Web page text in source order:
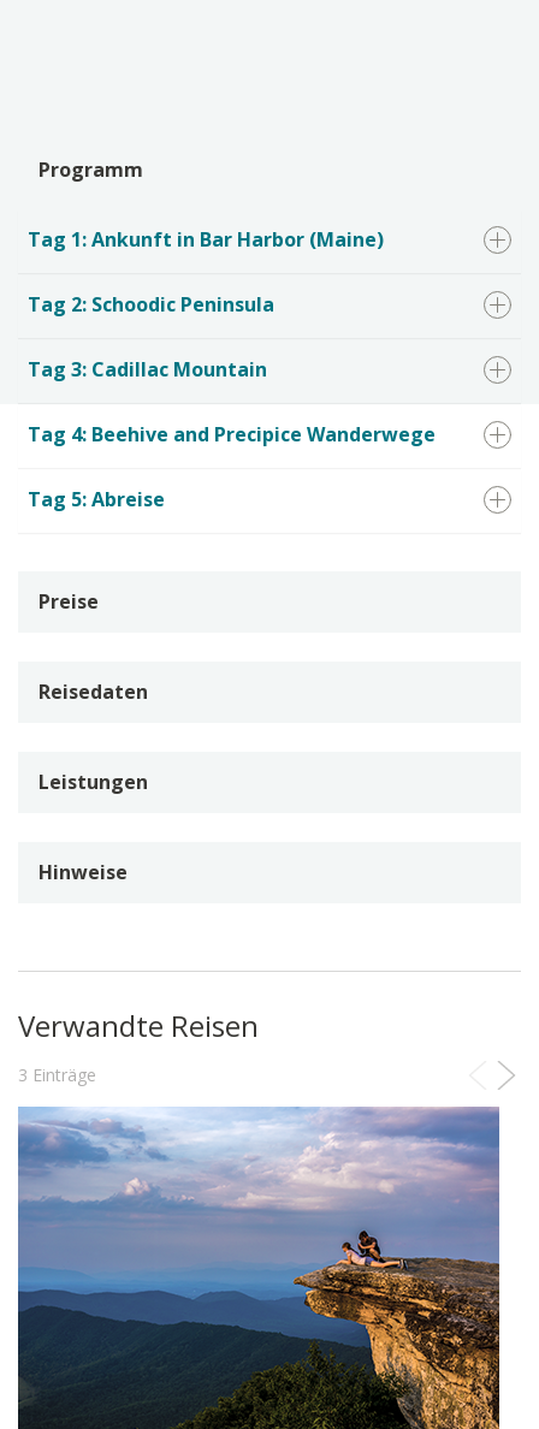
Programm
Tag 1: Ankunft in Bar Harbor (Maine)
Tag 2: Schoodic Peninsula
Tag 3: Cadillac Mountain
Tag 4: Beehive and Precipice Wanderwege
Tag 5: Abreise
Preise
Reisedaten
Leistungen
Hinweise
Verwandte Reisen
3 Einträge